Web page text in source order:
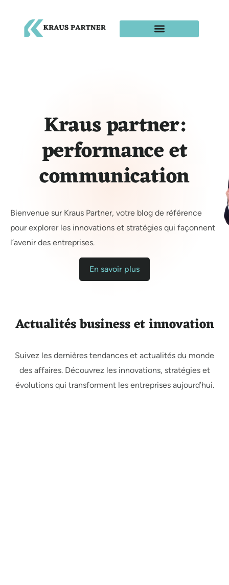
Kraus partner:
performance et
communication
Bienvenue sur Kraus Partner, votre blog de référence
pour explorer les innovations et stratégies qui façonnent
l’avenir des entreprises.
En savoir plus
Actualités business et innovation
Suivez les dernières tendances et actualités du monde
des affaires. Découvrez les innovations, stratégies et
évolutions qui transforment les entreprises aujourd’hui.